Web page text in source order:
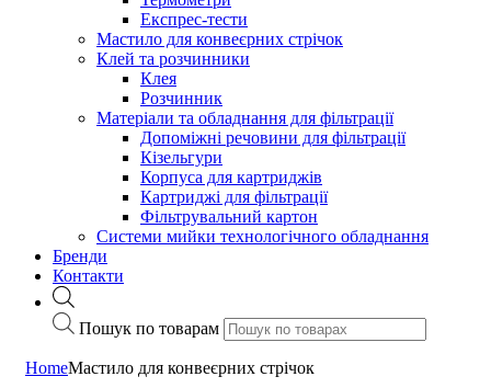
Експрес-тести
Мастило для конвеєрних стрічок
Клей та розчинники
Клея
Розчинник
Матеріали та обладнання для фільтрації
Допоміжні речовини для фільтрації
Кізельгури
Корпуса для картриджів
Картриджі для фільтрації
Фільтрувальний картон
Системи мийки технологічного обладнання
Бренди
Контакти
Пошук по товарам
HomeМастило для конвеєрних стрічок